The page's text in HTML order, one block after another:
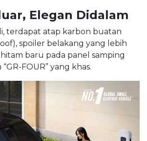
Elegan Didalam
terdapat atap karbon buatan
spoiler belakang yang lebih
baru pada panel samping
FOUR” yang khas.